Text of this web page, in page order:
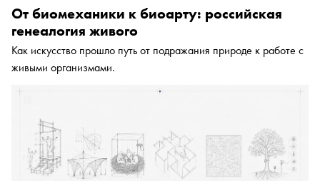
От биомеханики к биоарту: российская
генеалогия живого
Как искусство прошло путь от подражания природе к работе с
живыми организмами.